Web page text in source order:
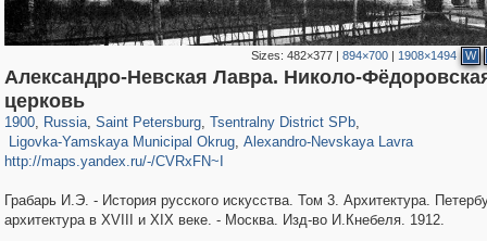
Sizes:482×377 |894×700 | 1908×1494 W
Александро-Невская Лавра. Николо-
церковь
1900, Russia
1,407,782
, Saint Petersburg
197,297
, Tsentralny District SPb,
Ligovka-Yamskaya Municipal Okrug
2,925 43
, Alexandro-Nevskaya Lavra
877 15
http://maps.yandex.ru/-/CVRxFN~I
Грабарь И.Э. - История русского искусства. Том 3. Архитектура.
архитектура в XVIII и XIX веке. - Москва. Изд-во И.Кнебеля. 1912.